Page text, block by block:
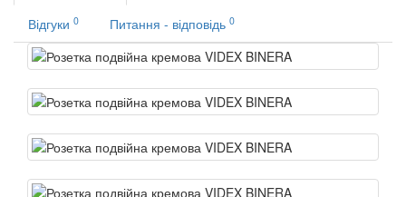
Відгуки 0 Питання - відповідь 0